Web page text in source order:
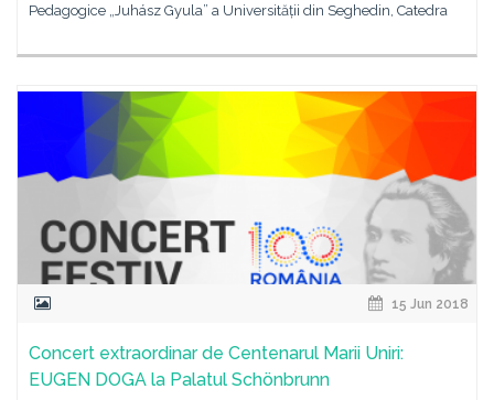
Pedagogice „Juhász Gyula” a Universității din Seghedin, Catedra
15 Jun 2018
Concert extraordinar de Centenarul Marii Uniri:
EUGEN DOGA la Palatul Schönbrunn